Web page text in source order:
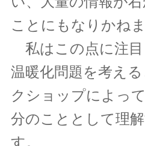
ことにもなりかね
私はこの点に注目
温暖化問題を考え
クショップによっ
分のこととして理
す。